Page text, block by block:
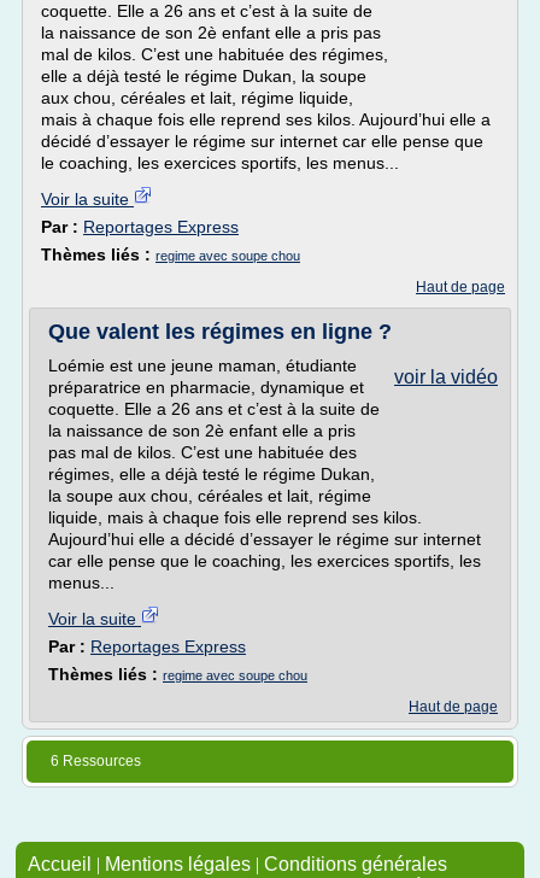
coquette. Elle a 26 ans et c’est à la suite de
la naissance de son 2è enfant elle a pris pas
mal de kilos. C’est une habituée des régimes,
elle a déjà testé le régime Dukan, la soupe
aux chou, céréales et lait, régime liquide,
mais à chaque fois elle reprend ses kilos. Aujourd’hui elle a
décidé d’essayer le régime sur internet car elle pense que
le coaching, les exercices sportifs, les menus...
Voir la suite
Par : Reportages Express
Thèmes liés : regime avec soupe chou
Haut de page
Que valent les régimes en ligne ?
voir la vidéo
Loémie est une jeune maman, étudiante
préparatrice en pharmacie, dynamique et
coquette. Elle a 26 ans et c’est à la suite de
la naissance de son 2è enfant elle a pris
pas mal de kilos. C’est une habituée des
régimes, elle a déjà testé le régime Dukan,
la soupe aux chou, céréales et lait, régime
liquide, mais à chaque fois elle reprend ses kilos.
Aujourd’hui elle a décidé d’essayer le régime sur internet
car elle pense que le coaching, les exercices sportifs, les
menus...
Voir la suite
Par : Reportages Express
Thèmes liés : regime avec soupe chou
Haut de page
6 Ressources
Accueil | Mentions légales | Conditions générales